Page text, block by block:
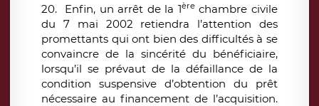
20. Enfin, un arrêt de la 1èrechambre civile
du 7 mai 2002 retiendra l’attention des
promettants qui ont bien des difficultés à se
convaincre de la sincérité du bénéficiaire,
lorsqu’il se prévaut de la défaillance de la
condition suspensive d’obtention du prêt
nécessaire au financement de l’acquisition.